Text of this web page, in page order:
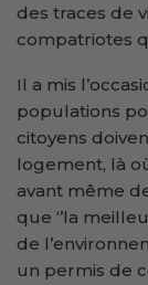
des traces de
compatriotes
Il a mis
populations
citoyens
logement, là
avant même
que ‘’la
de
un permis de